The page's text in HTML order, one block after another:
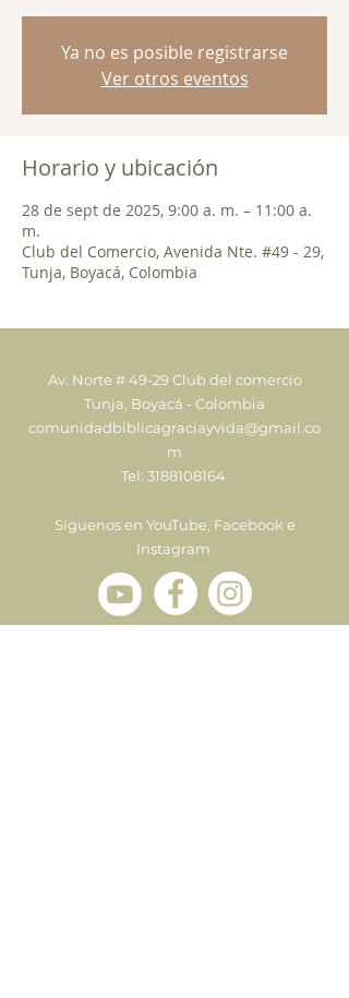
Ya no es posible registrarse
Ver otros eventos
Horario y ubicación
28 de sept de 2025, 9:00 a. m. – 11:00 a.
m.
Club del Comercio, Avenida Nte. #49 - 29,
Tunja, Boyacá, Colombia
Av. Norte # 49-29 Club del comercio
Tunja, Boyacá - Colombia
comunidadbiblicagraciayvida@gmail.co
m
Tel: 3188108164
Síguenos en YouTube, Facebook e
Instagram